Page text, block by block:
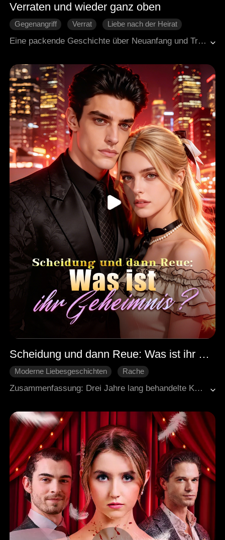
Verraten und wieder ganz oben
Gegenangriff Verrat
Liebe nach der Heirat
Eine packende Geschichte über Neuanfang und Triumph in einer modernen Großstadtwelt. Brinley Shaw hatte ihre Karriere für die Liebe geopfert und wurde am Ende von ihrem Exverlobten betrogen. Als sie eine Blitzheirat mit dem Wirtschaftsmagnaten Austin Moore eingeht, ist ihre Beziehung zunächst von Vorsicht und gegenseitigem Austesten geprägt. Doch mit der Zeit gewinnt Austin durch seine liebevolle Fürsorge langsam Brinleys Herz und hilft ihr, sich aus den Schatten ihrer Vergangenheit zu lösen. Brinley steigt nicht nur zu einem echten Star auf, sondern entfacht auch ihren lange vergessenen Traum vom Rennsport neu und findet zu ihrem strahlenden, lebendigen Selbst zurück.
Scheidung und dann Reue: Was ist ihr Geheimnis?
Moderne Liebesgeschichten
Rache
Hartgesottene Liebe
Zusammenfassung: Drei Jahre lang behandelte Katherines Ehemann sie kalt und distanziert. Bei einer Geschäftsgala wurde Katherine hereingelegt. Sie bat Julian um Hilfe, doch er weigerte sich. Was sie nicht wusste: Julian war der Mann aus jener Nacht, doch er hatte sie völlig missverstanden. Er verspottete sie und unterschrieb die Scheidungspapiere. Katherine fand heraus, dass Eloise, Julians erste Liebe, ihr eine Falle gestellt hatte, doch Julian stellte sich auf Louisas Seite. Als die Wahrheit nach und nach ans Licht kam, begann er sich wieder um Katherine zu sorgen. Unter dem Druck der Familie gaben Katherine und Julian vor, ein glückliches Paar zu sein, und echte Gefühle entstanden zwischen ihnen. Während Katherine die Wahrheit über den Fall ihres Vaters aufdeckte, begann für Julian ein langer, schwerer Weg, um sie zurückzugewinnen.